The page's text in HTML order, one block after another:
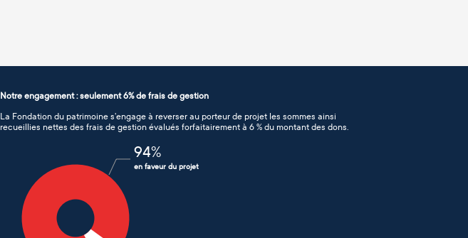
Notre engagement : seulement 6% de frais de gestion
La Fondation du patrimoine s’engage à reverser au porteur de projet les sommes ainsi
recueillies nettes des frais de gestion évalués forfaitairement à 6 % du montant des dons.
94%
en faveur du projet